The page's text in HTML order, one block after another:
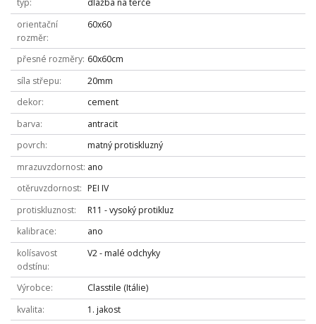
typ
dlažba na terče
orientační
rozměr
60x60
přesné rozměry 60x60cm
síla střepu
20mm
dekor
cement
barva
antracit
povrch
matný protiskluzný
mrazuvzdornost ano
otěruvzdornost
PEI IV
protiskluznost
R11 - vysoký protikluz
kalibrace
ano
kolísavost
odstínu
V2 - malé odchyky
Výrobce
Classtile (Itálie)
kvalita
1. jakost